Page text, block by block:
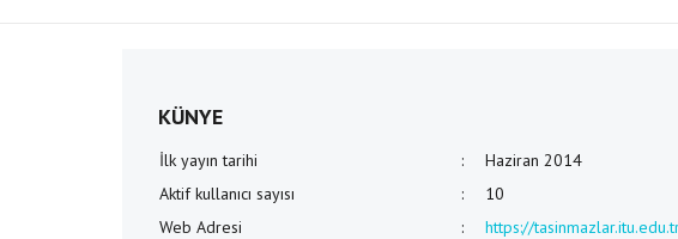
KÜNYE
İlk yayın tarihi :
Haziran 2014
Aktif kullanıcı sayısı
:
10
Web Adresi
: https://